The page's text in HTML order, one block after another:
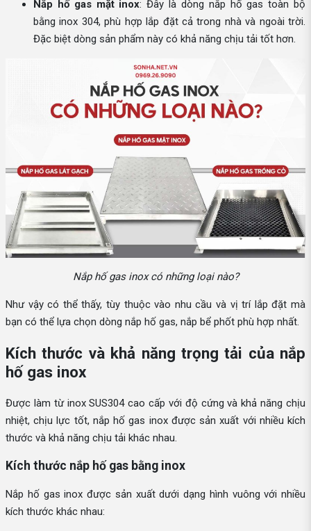
Nắp hố gas mặt inox: Đây là dòng nắp hố gas toàn bộ
bằng inox 304, phù hợp lắp đặt cả trong nhà và ngoài trời.
Đặc biệt dòng sản phẩm này có khả năng chịu tải tốt hơn.
Nắp hố gas inox có những loại nào?
Như vậy có thể thấy, tùy thuộc vào nhu cầu và vị trí lắp đặt mà
bạn có thể lựa chọn dòng nắp hố gas, nắp bể phốt phù hợp nhất.
Kích thước và khả năng trọng tải của nắp
hố gas inox
Được làm từ inox SUS304 cao cấp với độ cứng và khả năng chịu
nhiệt, chịu lực tốt, nắp hố gas inox được sản xuất với nhiều kích
thước và khả năng chịu tải khác nhau.
Kích thước nắp hố gas bằng inox
Nắp hố gas inox được sản xuất dưới dạng hình vuông với nhiều
kích thước khác nhau: